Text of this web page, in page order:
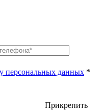
персональных данных *
Прикрепить